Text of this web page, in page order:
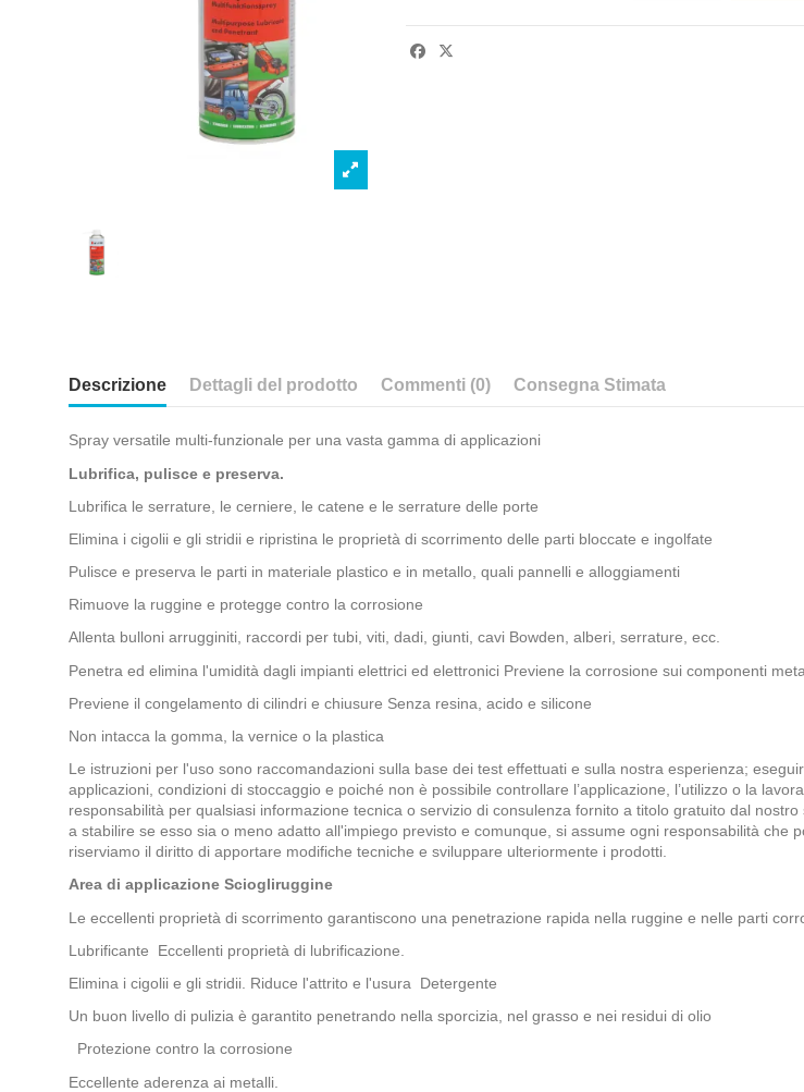
Descrizione Dettagli del prodotto Commenti (0) Consegna Stimata
Spray versatile multi-funzionale per una vasta gamma di applicazioni
Lubrifica, pulisce e preserva.
Lubrifica le serrature, le cerniere, le catene e le serrature delle porte
Elimina i cigolii e gli stridii e ripristina le proprietà di scorrimento delle parti bloccate e ingolfate
Pulisce e preserva le parti in materiale plastico e in metallo, quali pannelli e alloggiamenti
Rimuove la ruggine e protegge contro la corrosione
Allenta bulloni arrugginiti, raccordi per tubi, viti, dadi, giunti, cavi Bowden, alberi, serrature, ecc.
Penetra ed elimina l'umidità dagli impianti elettrici ed elettronici Previene la corrosione sui componenti
Previene il congelamento di cilindri e chiusure Senza resina, acido e silicone
Non intacca la gomma, la vernice o la plastica
Le istruzioni per l'uso sono raccomandazioni sulla base dei test effettuati e sulla nostra esperienza;
applicazioni, condizioni di stoccaggio e poiché non è possibile controllare l’applicazione, l’utilizzo o la
responsabilità per qualsiasi informazione tecnica o servizio di consulenza fornito a titolo gratuito dal
a stabilire se esso sia o meno adatto all'impiego previsto e comunque, si assume ogni responsabilità
riserviamo il diritto di apportare modifiche tecniche e sviluppare ulteriormente i prodotti.
Area di applicazione Sciogliruggine
Le eccellenti proprietà di scorrimento garantiscono una penetrazione rapida nella ruggine e nelle parti
Lubrificante Eccellenti proprietà di lubrificazione.
Elimina i cigolii e gli stridii. Riduce l'attrito e l'usura Detergente
Un buon livello di pulizia è garantito penetrando nella sporcizia, nel grasso e nei residui di olio
Protezione contro la corrosione
Eccellente aderenza ai metalli.